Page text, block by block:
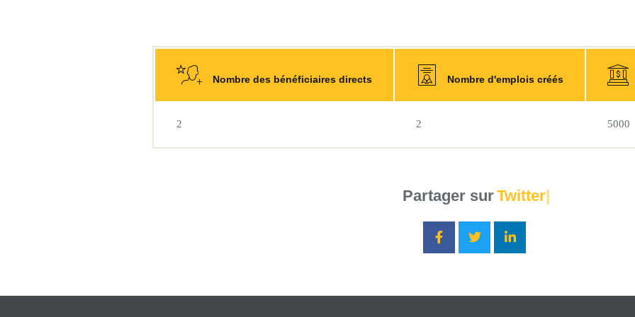
Nombre des bénéficiaires directs Nombre d'emplois créés
2 2 5000
Partager sur Twitter